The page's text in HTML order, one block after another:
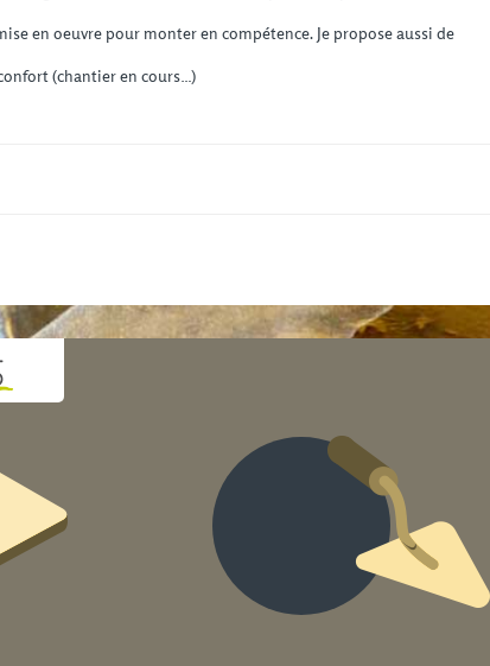
en oeuvre pour monter en compétence. Je propose aussi de
(chantier en cours…)